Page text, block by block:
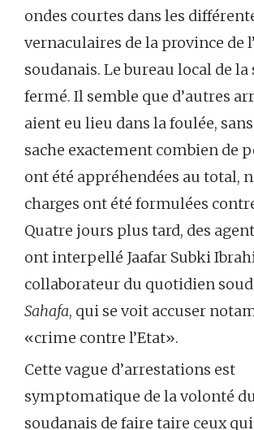
ondes courtes dans les
vernaculaires de la province de
soudanais. Le bureau local de la
fermé. Il semble que d’autres
aient eu lieu dans la foulée, sans
sache exactement combien de
ont été appréhendées au total,
charges ont été formulées
Quatre jours plus tard, des
ont interpellé Jaafar Subki
collaborateur du quotidien
Sahafa, qui se voit accuser
«crime contre l’Etat».
Cette vague d’arrestations est
symptomatique de la volonté
soudanais de faire taire ceux